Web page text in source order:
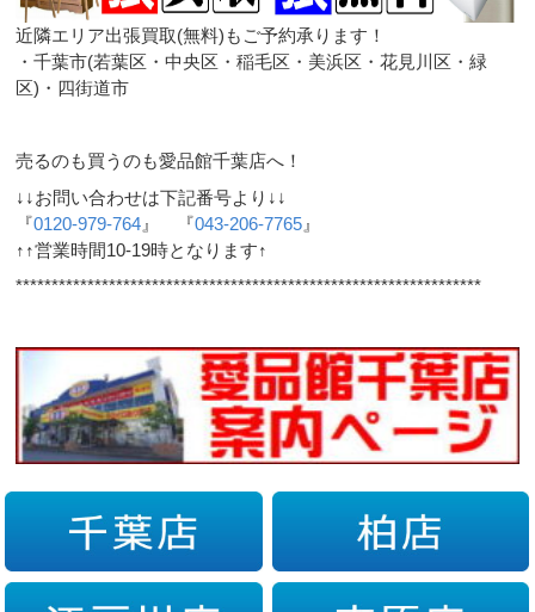
近隣エリア出張買取(無料)もご予約承ります！
・千葉市(若葉区・中央区・稲毛区・美浜区・花見川区・緑
区)・四街道市
売るのも買うのも愛品館千葉店へ！
↓↓お問い合わせは下記番号より↓↓
『0120-979-764 』 『043-206-7765 』
↑↑営業時間10-19時となります↑
*****************************************************************